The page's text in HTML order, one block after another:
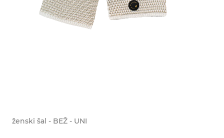
ženski šal - BEŽ - UNI